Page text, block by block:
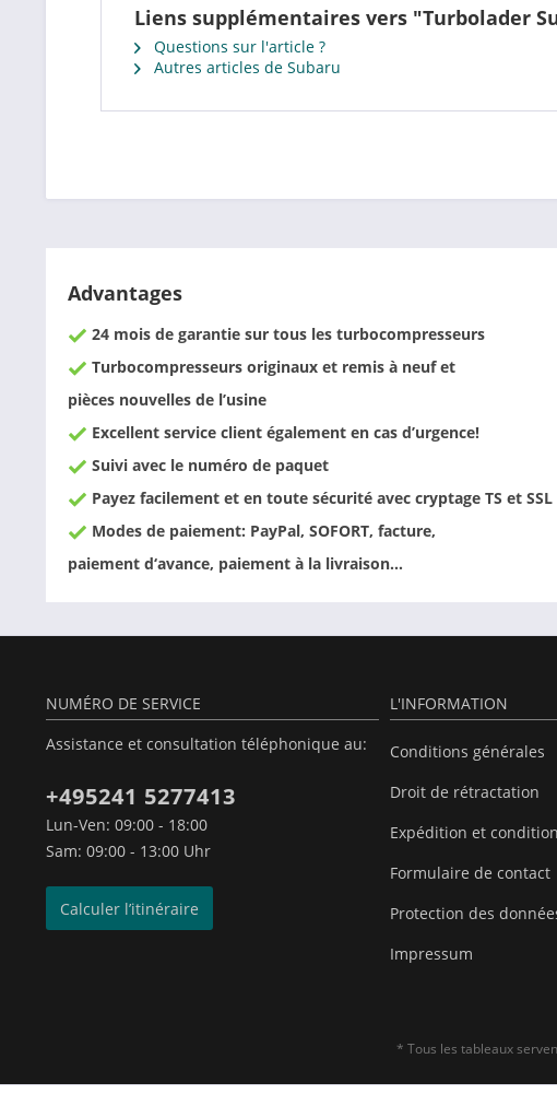
Liens supplémentaires vers "Turbolader
Questions sur l'article ?
Autres articles de Subaru
Advantages
24 mois de garantie sur tous les turbocompresseurs
Turbocompresseurs originaux et remis à neuf et
pièces nouvelles de l’usine
Excellent service client également en cas d’urgence!
Suivi avec le numéro de paquet
Payez facilement et en toute sécurité avec cryptage TS et SSL
Modes de paiement: PayPal, SOFORT, facture,
paiement d‘avance, paiement à la livraison…
NUMÉRO DE SERVICE
Assistance et consultation téléphonique au:
+495241 5277413
Lun-Ven: 09:00 - 18:00
Sam: 09:00 - 13:00 Uhr
Calculer l’itinéraire
L'INFORMATION
Conditions générales
Droit de rétractation
Expédition et
Formulaire de contact
Protection des
Impressum
* Tous les tableaux